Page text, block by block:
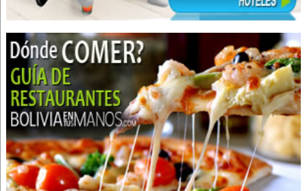
Muebles para Dormitorio
Mesas de Luz
Mueblerías
Muebles
Puertas Exteriores
Puertas de Madera
Puertas
Sillas
Centro de Convenciones